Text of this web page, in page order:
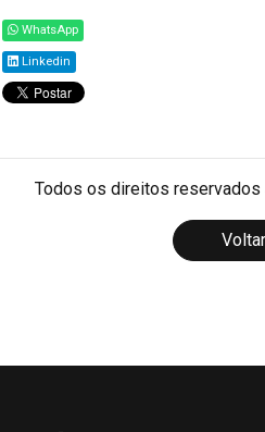
WhatsApp
Linkedin
Todos os direitos reservados
Voltar